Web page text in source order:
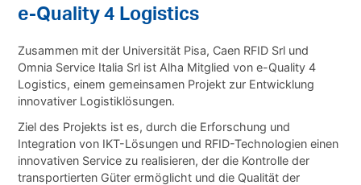
e-Quality 4 Logistics
Zusammen mit der Universität Pisa, Caen RFID Srl und
Omnia Service Italia Srl ist Alha Mitglied von e-Quality 4
Logistics, einem gemeinsamen Projekt zur Entwicklung
innovativer Logistiklösungen.
Ziel des Projekts ist es, durch die Erforschung und
Integration von IKT-Lösungen und RFID-Technologien einen
innovativen Service zu realisieren, der die Kontrolle der
transportierten Güter ermöglicht und die Qualität der